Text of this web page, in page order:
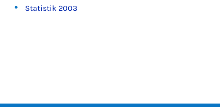
Statistik 2003